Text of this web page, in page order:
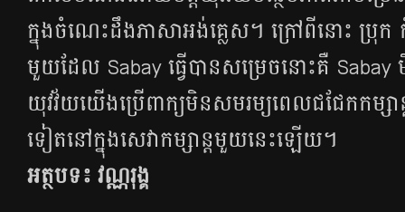
ក្នុង​ចំណេះ​ដឹង​ភាសា​អង់គ្លេស​។ ក្រៅពី​នោះ ប្
មួយ​ដែល Sabay ធ្វើ​បាន​សម្រេច​នោះ​គឺ
យុវវ័យ​យើង​ប្រើ​ពាក្យ​មិន​សមរម្យ​ពេល​ជជែក​កម្ស
ទៀត​នៅ​ក្នុង​សេវា​កម្សាន្ត​មួយ​នេះ​ឡើយ។
អត្ថបទ៖ វណ្ណរុង្គ